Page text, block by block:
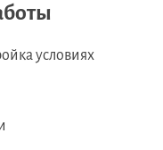
условиях